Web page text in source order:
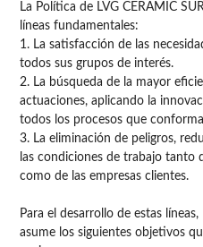
La Política de LVG CERAMIC
líneas fundamentales:
1. La satisfacción de las
todos sus grupos de interés.
2. La búsqueda de la mayor
actuaciones, aplicando la
todos los procesos que
3. La eliminación de peligros,
las condiciones de trabajo tanto
como de las empresas clientes.
Para el desarrollo de estas líneas,
asume los siguientes objetivos